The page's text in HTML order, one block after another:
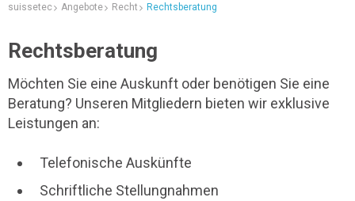
suissetec Angebote Recht Rechtsberatung
Rechtsberatung
Möchten Sie eine Auskunft oder benötigen Sie eine
Beratung? Unseren Mitgliedern bieten wir exklusive
Leistungen an:
Telefonische Auskünfte
Schriftliche Stellungnahmen